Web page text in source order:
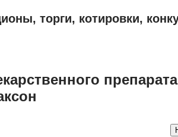
торги, котировки,
препарата